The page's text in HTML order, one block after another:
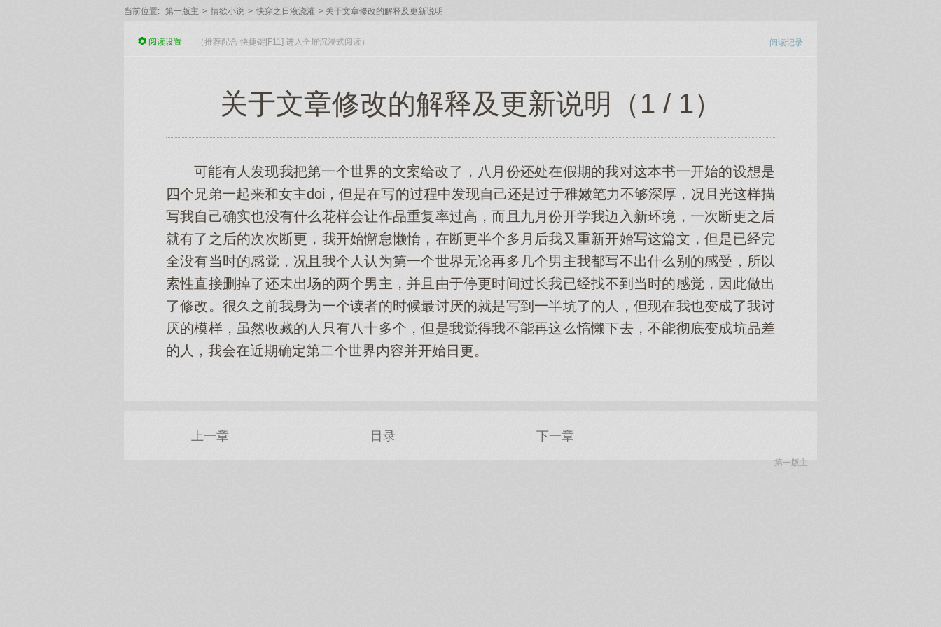
当前位置: 第一版主 > 情欲小说 > 快穿之日液浇灌 > 关于文章修改的解释及更新说明
阅读记录
阅读设置 （推荐配合 快捷键[F11] 进入全屏沉浸式阅读）
关于文章修改的解释及更新说明（1 / 1）
可能有人发现我把第一个世界的文案给改了，八月份还处在假期的我对这本书一开始的设想是
四个兄弟一起来和女主doi，但是在写的过程中发现自己还是过于稚嫩笔力不够深厚，况且光这样描
写我自己确实也没有什么花样会让作品重复率过高，而且九月份开学我迈入新环境，一次断更之后
就有了之后的次次断更，我开始懈怠懒惰，在断更半个多月后我又重新开始写这篇文，但是已经完
全没有当时的感觉，况且我个人认为第一个世界无论再多几个男主我都写不出什么别的感受，所以
索性直接删掉了还未出场的两个男主，并且由于停更时间过长我已经找不到当时的感觉，因此做出
了修改。很久之前我身为一个读者的时候最讨厌的就是写到一半坑了的人，但现在我也变成了我讨
厌的模样，虽然收藏的人只有八十多个，但是我觉得我不能再这么惰懒下去，不能彻底变成坑品差
的人，我会在近期确定第二个世界内容并开始日更。
上一章 目录 下一章
第一版主